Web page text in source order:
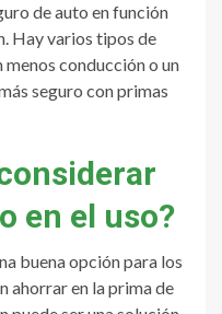
de auto en función
Hay varios tipos de
conducción o un
seguro con primas
en el uso?
buena opción para los
ahorrar en la prima de